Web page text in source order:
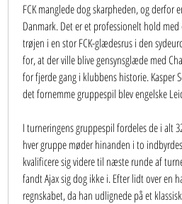
FCK manglede dog skarpheden, og
Danmark. Det er et professionelt hold
trøjen i en stor FCK-glædesrus i den
for, at der ville blive gensynsglæde med
for fjerde gang i klubbens historie. Kasper
det fornemme gruppespil blev engelske
I turneringens gruppespil fordeles de i alt
hver gruppe møder hinanden i to
kvalificere sig videre til næste runde af
fandt Ajax sig dog ikke i. Efter lidt over en
regnskabet, da han udlignede på et